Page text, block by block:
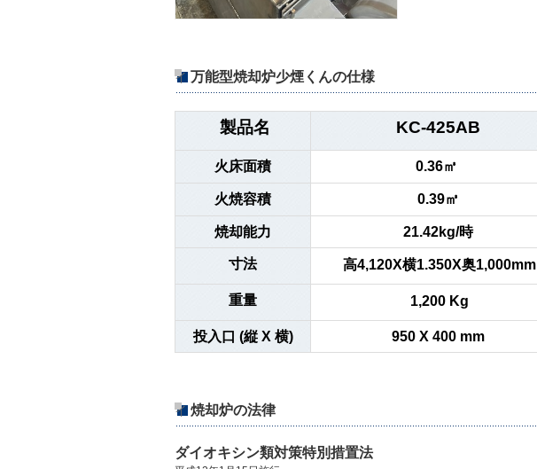
イ 万能型焼却炉少煙くんの仕様
製品名 KC-425AB
火床面積 0.36㎥
火焼容積 0.39㎥
焼却能力 21.42kg/時
寸法 高4,120X横1.350X奥1,000mm
重量 1,200 Kg
投入口 (縦 X 横) 950 X 400 mm
イ 焼却炉の法律
ダイオキシン類対策特別措置法